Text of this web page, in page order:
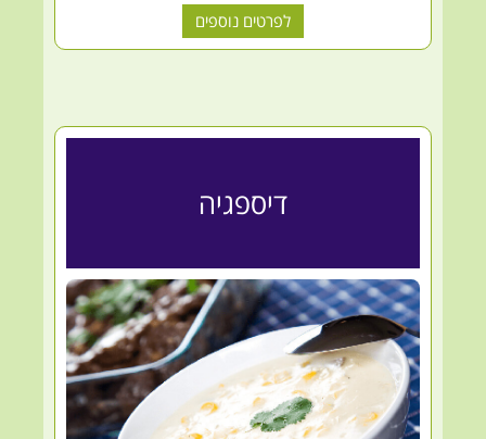
לפרטים נוספים
דיספגיה